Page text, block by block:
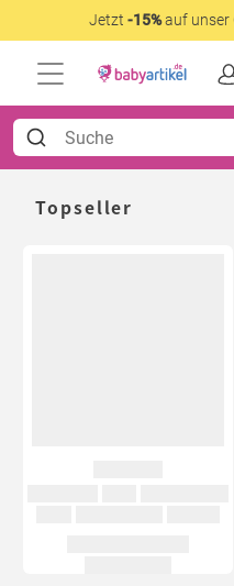
Jetzt -15%auf unser
Topseller